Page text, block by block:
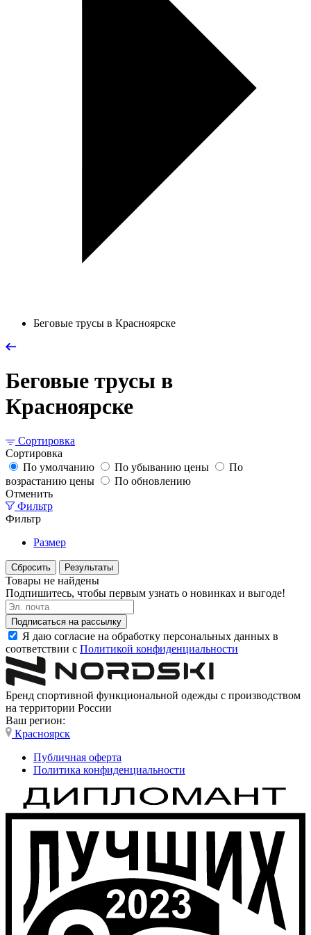
Беговые трусы в Красноярске
Беговые трусы в
Красноярске
Сортировка
Сортировка
По умолчанию
По убыванию цены
По
возрастанию цены
По обновлению
Отменить
Фильтр
Фильтр
Размер
Сбросить Результаты
Товары не найдены
Подпишитесь, чтобы первым узнать о новинках и выгоде!
Подписаться на рассылку
Я даю согласие на обработку персональных данных в
соответствии с Политикой конфиденциальности
Бренд спортивной функциональной одежды с производством
на территории России
Ваш регион:
Красноярск
Публичная оферта
Политика конфиденциальности